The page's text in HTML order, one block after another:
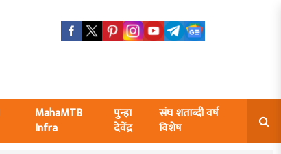
MahaMTB
Infra
पुन्हा
देवेंद्र
संघ शताब्दी वर्ष
विशेष